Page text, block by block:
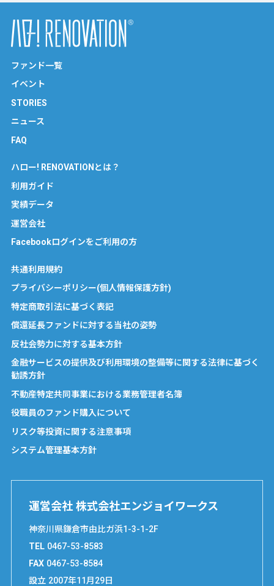
ファンド一覧
イベント
STORIES
ニュース
FAQ
ハロー! RENOVATIONとは？
利用ガイド
実績データ
運営会社
Facebookログインをご利用の方
共通利用規約
プライバシーポリシー(個人情報保護方針)
特定商取引法に基づく表記
償還延長ファンドに対する当社の姿勢
反社会勢力に対する基本方針
金融サービスの提供及び利用環境の整備等に関する法律に基づく
勧誘方針
不動産特定共同事業における業務管理者名簿
役職員のファンド購入について
リスク等投資に関する注意事項
システム管理基本方針
運営会社 株式会社エンジョイワークス
神奈川県鎌倉市由比ガ浜1-3-1-2F
TEL 0467-53-8583
FAX 0467-53-8584
設立 2007年11月29日